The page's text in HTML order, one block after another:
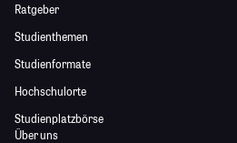
Ratgeber
Studienthemen
Studienformate
Hochschulorte
Studienplatzbörse
Über uns